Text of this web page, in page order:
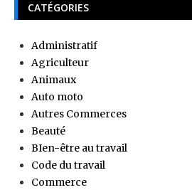
CATÉGORIES
Administratif
Agriculteur
Animaux
Auto moto
Autres Commerces
Beauté
BIen-être au travail
Code du travail
Commerce